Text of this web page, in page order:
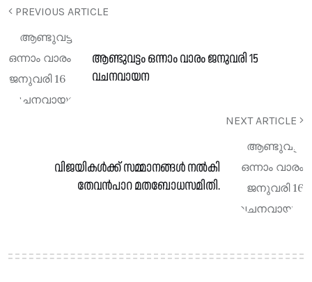
PREVIOUS ARTICLE
ആണ്ടുവട്ടം ഒന്നാം വാരം ജനുവരി 15
വചനവായന
NEXT ARTICLE
വിജയികൾക്ക് സമ്മാനങ്ങൾ നൽകി
തേവൻപാറ മതബോധസമിതി.